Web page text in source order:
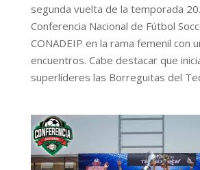
segunda vuelta de la temporada
Conferencia Nacional de Fútbol
CONADEIP en la rama femenil con
encuentros. Cabe destacar que
superlíderes las Borreguitas del